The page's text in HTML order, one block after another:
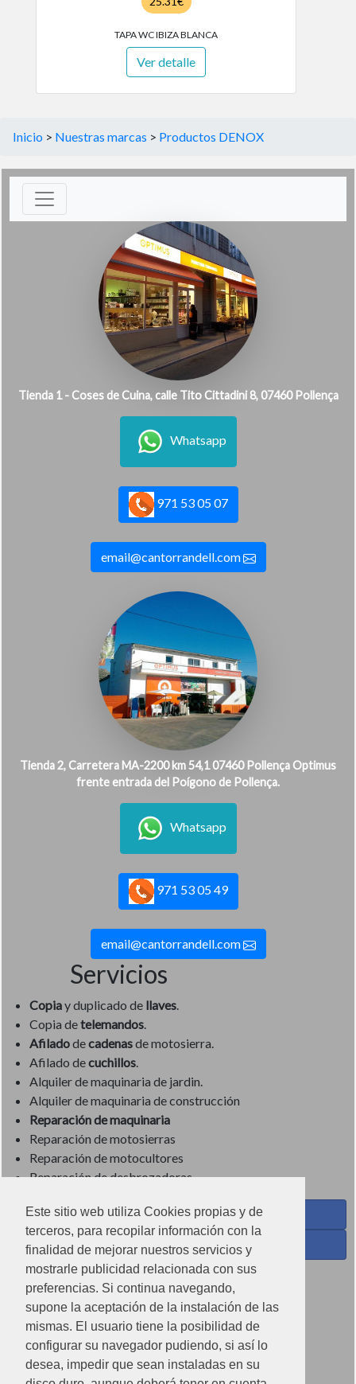
Este sitio web utiliza Cookies propias y de
terceros, para recopilar información con la
finalidad de mejorar nuestros servicios y
mostrarle publicidad relacionada con sus
preferencias. Si continua navegando,
supone la aceptación de la instalación de las
mismas. El usuario tiene la posibilidad de
configurar su navegador pudiendo, si así lo
desea, impedir que sean instaladas en su
TAPA WC IBIZA BLANCA
Ver detalle
Inicio > Nuestras marcas > Productos DENOX
Tienda 1 - Coses de Cuina, calle Tito Cittadini 8, 07460 Pollença
Whatsapp
971 53 05 07
email@cantorrandell.com
Tienda 2, Carretera MA-2200 km 54,1 07460 Pollença Optimus
frente entrada del Poígono de Pollença.
Whatsapp
971 53 05 49
email@cantorrandell.com
Servicios
Copiay duplicado de llaves.
Copia detelemandos.
Afiladodecadenasde motosierra.
Afilado decuchillos.
Alquiler de maquinaria de jardin.
Alquiler de maquinaria de construcción
Reparación de maquinaria
Reparación de motosierras
Reparación de motocultores
Reparación de desbrozadoras
Coses de Cuina - Menaje y hogar en Facebook
Ferreteria Torrandell en Facebook
Coses de Cuina en Instagram
Condiciones de uso
Poítica de redes sociales
Política de cookies